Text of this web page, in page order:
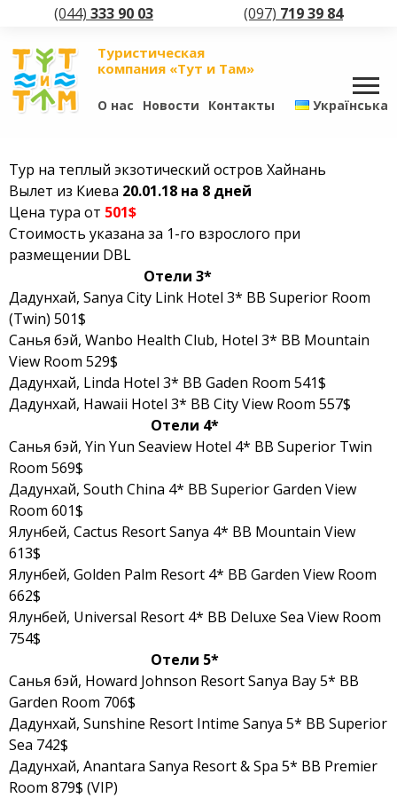
(044) 333 90 03 (097) 719 39 84
Туристическая
компания «Тут и Там»
О нас Новости Контакты Українська
Тур на теплый экзотический остров Хайнань
Вылет из Киева 20.01.18 на 8 дней
Цена тура от 501$
Стоимость указана за 1-го взрослого при
размещении DBL
Отели 3*
Дадунхай, Sanya City Link Hotel 3* BB Superior Room
(Twin) 501$
Санья бэй, Wanbo Health Club, Hotel 3* BB Mountain
View Room 529$
Дадунхай, Linda Hotel 3* BB Gaden Room 541$
Дадунхай, Hawaii Hotel 3* BB City View Room 557$
Отели 4*
Санья бэй, Yin Yun Seaview Hotel 4* BB Superior Twin
Room 569$
Дадунхай, South China 4* BB Superior Garden View
Room 601$
Ялунбей, Cactus Resort Sanya 4* BB Mountain View
613$
Ялунбей, Golden Palm Resort 4* BB Garden View Room
662$
Ялунбей, Universal Resort 4* BB Deluxe Sea View Room
754$
Отели 5*
Санья бэй, Howard Johnson Resort Sanya Bay 5* BB
Garden Room 706$
Дадунхай, Sunshine Resort Intime Sanya 5* BB Superior
Sea 742$
Дадунхай, Anantara Sanya Resort & Spa 5* BB Premier
Room 879$ (VIP)